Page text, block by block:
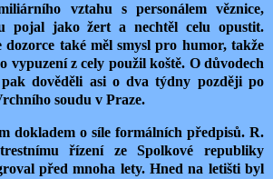
vztahu s personálem věznice,
pojal jako žert a nechtěl celu opustit.
také měl smysl pro humor, takže
vypuzení z cely použil koště. O důvodech
dověděli asi o dva týdny později po
soudu v Praze.
dokladem o síle formálních předpisů. R.
řízení ze Spolkové republiky
před mnoha lety. Hned na letišti byl